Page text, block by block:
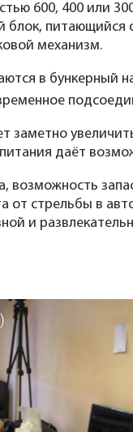
600, 400 или
питающийся
механизм.
в бункерный
заметно
даёт
возможность
от стрельбы в
и